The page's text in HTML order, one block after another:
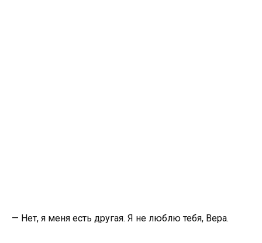
— Нет, я меня есть другая. Я не люблю тебя, Вера.